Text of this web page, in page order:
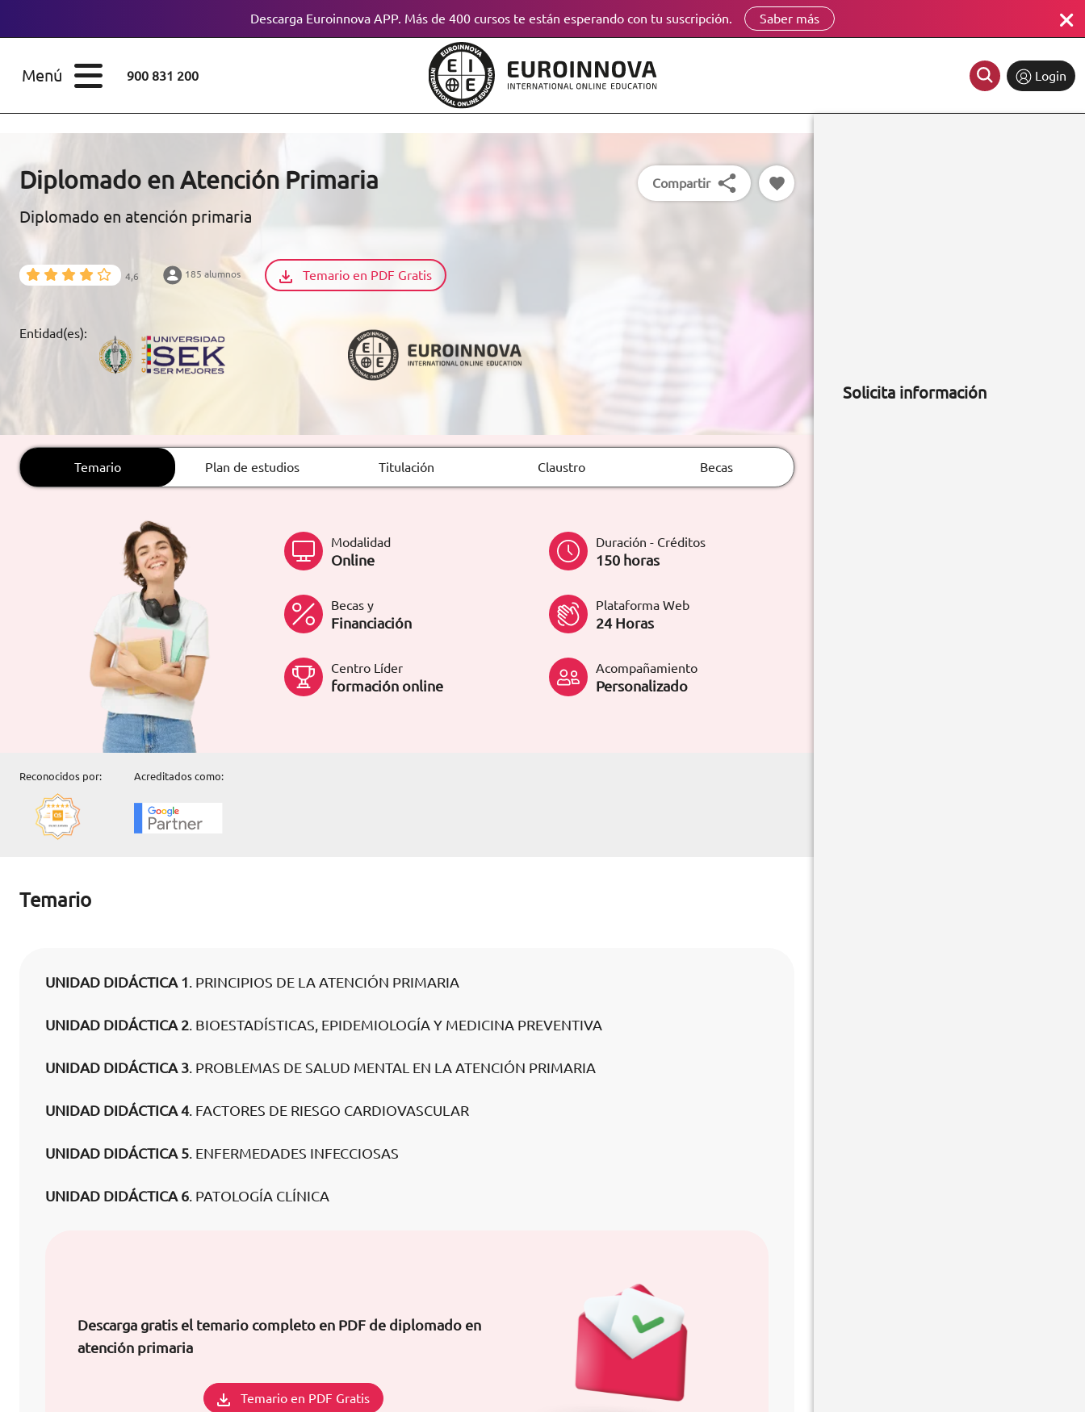
Descarga Euroinnova APP. Más de 400 cursos te están esperando con tu suscripción. Saber más
Menú 900 831 200 Login
FINANCIACIÓN
EDUCATIVOS
ORIENTACIÓN
LABORAL
(gratuito en
formacion@euroinnova.com
TRABAJA CON NOSOTROS
ESTUDIOS
Licenciaturas
Doctorados
Maestría
Certificados de
Diplomado en Atención Primaria
Diplomado en atención primaria
4,6 185 alumnos Temario en PDF Gratis
Entidad(es):
Compartir
Temario Plan de estudios Titulación Claustro Becas
Modalidad
Online
Duración - Créditos
150 horas
Becas y
Financiación
Plataforma Web
24 Horas
Centro Líder
formación online
Acompañamiento
Personalizado
Reconocidos por: Acreditados como:
Temario
UNIDAD DIDÁCTICA 1. PRINCIPIOS DE LA ATENCIÓN PRIMARIA
UNIDAD DIDÁCTICA 2. BIOESTADÍSTICAS, EPIDEMIOLOGÍA Y MEDICINA PREVENTIVA
UNIDAD DIDÁCTICA 3. PROBLEMAS DE SALUD MENTAL EN LA ATENCIÓN PRIMARIA
UNIDAD DIDÁCTICA 4. FACTORES DE RIESGO CARDIOVASCULAR
UNIDAD DIDÁCTICA 5. ENFERMEDADES INFECCIOSAS
UNIDAD DIDÁCTICA 6. PATOLOGÍA CLÍNICA
Descarga gratis el temario completo en PDF de diplomado en
atención primaria
Temario en PDF Gratis
Solicita información